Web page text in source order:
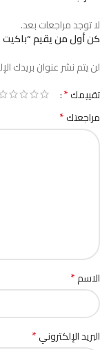
لا توجد مراجعات بعد.
كن أول من يقيم “باكيت ليف سلك 3 في 1
لن يتم نشر عنوان بريدك
تقييمك*
مراجعتك*
الاسم*
البريد الإلكتروني*